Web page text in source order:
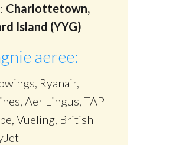
Charlottetown,
Island (YYG)
aeree:
Ryanair,
Aer Lingus, TAP
Vueling, British